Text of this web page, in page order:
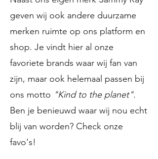
geven wij ook andere duurzame
merken ruimte op ons platform en
shop. Je vindt hier al onze
favoriete brands waar wij fan van
zijn, maar ook helemaal passen bij
ons motto "Kind to the planet".
Ben je benieuwd waar wij nou echt
blij van worden? Check onze
favo's!